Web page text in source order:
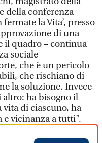
della conferenza
la Vita’, presso
di una
il quadro – continua
sociale
che è un pericolo
che rischiano di
la soluzione. Invece
altro: ha bisogno il
di ciascuno, ha
e vicinanza a tutti”.